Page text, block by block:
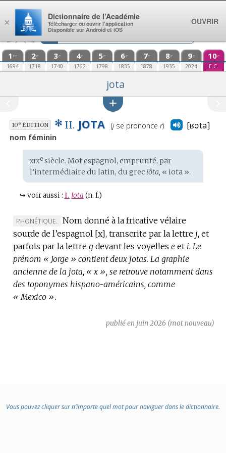
Aller au contenu
1 re
1694
2e
1718
3e
1740
4e
1762
5e
1798
6e
1835
7e
1878
8e
1935
9e
2024
10e
E.C.
jota
10eÉDITION ✻ II. JOTA
Prononciation
(jse prononce r) [ʁɔta]
nom féminin
Étymologie
:
xixesiècle. Motespagnol, emprunté, par
l’intermédiaire du latin, du grec iôta, « iota ».
↪ voir aussi : I. Jota (n. f.)
MARQUE
DE
DOMAINE
:
PHONÉTIQUE.
Nom donné à la fricative vélaire
sourde de l’espagnol [x], transcrite par la lettre j, et
parfois par la lettre g devant les voyelles e et i. Le
prénom « Jorge » contient deux jotas. La graphie
ancienne de la jota, « x », se retrouve notamment dans
des toponymes hispano-américains, comme
« Mexico ».
publié en juin 2026 (mot nouveau)
Vous pouvez cliquer sur n’importe quel mot pour naviguer dans le dictionnaire.
×
Dictionnaire de l’Académie
Télécharger ou ouvrir l’application
Disponible sur Android et iOS
OUVRIR